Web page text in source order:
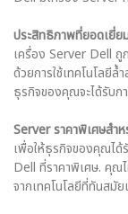
ประสิทธิภาพที่ยอดเยี่ย
เครื่อง Server Dell ถู
ด้วยการใช้เทคโนโลยี
ธุรกิจของคุณจะได้รับ
Server ราคาพิเศษสำ
เพื่อให้ธุรกิจของคุณได้
Dell ที่ราคาพิเศษ. คุณ
จากเทคโนโลยีที่ทันสมั